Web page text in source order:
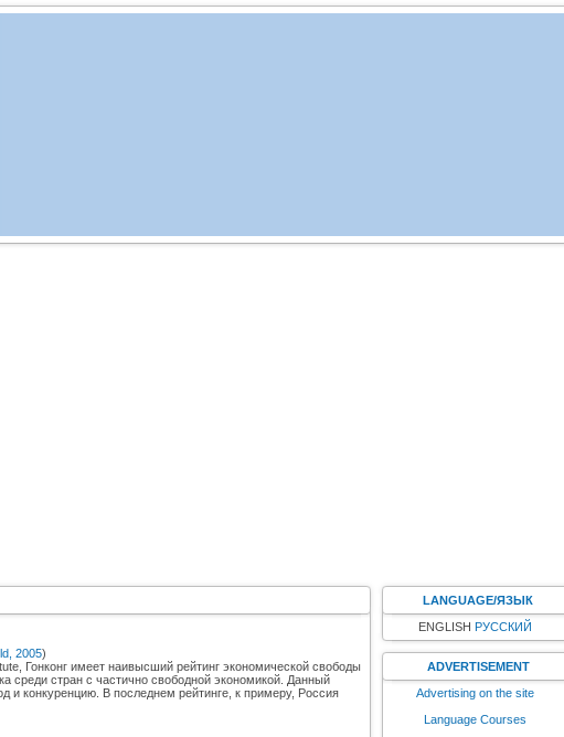
2005)
Гонконг имеет наивысший рейтинг экономической свободы
среди стран с частично свободной экономикой. Данный
и конкуренцию. В последнем рейтинге, к примеру, Россия
LANGUAGE/ЯЗЫК
ENGLISH РУССКИЙ
ADVERTISEMENT
Advertising on the site
Language Courses